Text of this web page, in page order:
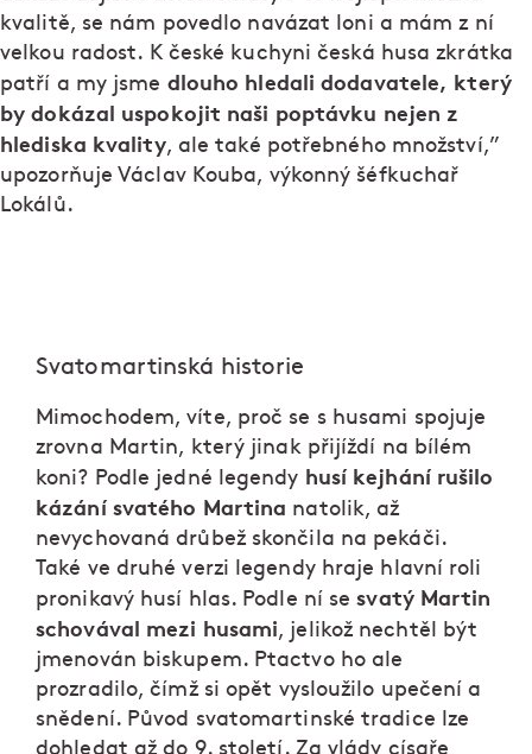
kvalitě, se nám povedlo navázat loni a mám z ní
velkou radost. K české kuchyni česká husa zkrátka
patří a my jsme dlouho hledali dodavatele, který
by dokázal uspokojit naši poptávku nejen z
hlediska kvality, ale také potřebného množství,”
upozorňuje Václav Kouba, výkonný šéfkuchař
Lokálů.
Svatomartinská historie
Mimochodem, víte, proč se s husami spojuje
zrovna Martin, který jinak přijíždí na bílém
koni? Podle jedné legendy husí kejhání rušilo
kázání svatého Martina natolik, až
nevychovaná drůbež skončila na pekáči.
Také ve druhé verzi legendy hraje hlavní roli
pronikavý husí hlas. Podle ní sesvatý Martin
schovával mezi husami, jelikož nechtěl být
jmenován biskupem. Ptactvo ho ale
prozradilo, čímž si opět vysloužilo upečení a
snědení. Původ svatomartinské tradice lze
dohledat až do 9. století. Za vlády císaře